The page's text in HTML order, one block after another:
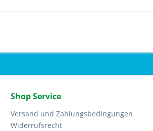
Shop Service
Versand und Zahlungsbedingungen
Widerrufsrecht